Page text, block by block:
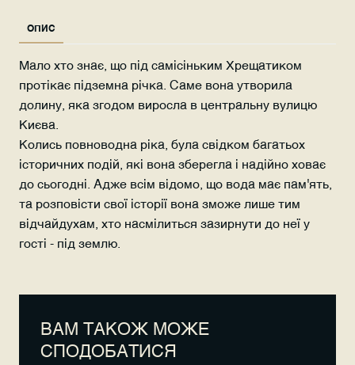
ОПИС
Мало хто знає, що під самісіньким Хрещатиком
протікає підземна річка. Саме вона утворила
долину, яка згодом виросла в центральну вулицю
Києва.
Колись повноводна ріка, була свідком багатьох
історичних подій, які вона зберегла і надійно ховає
до сьогодні. Адже всім відомо, що вода має пам'ять,
та розповісти свої історії вона зможе лише тим
відчайдухам, хто насмілиться зазирнути до неї у
гості - під землю.
ВАМ ТАКОЖ МОЖЕ
СПОДОБАТИСЯ